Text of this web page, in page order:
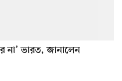
না’ ভারত, জানালেন